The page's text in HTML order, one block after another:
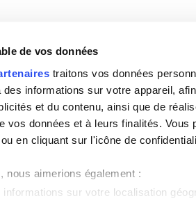
de vos données
traitons vos données
informations sur votre appareil,
et du contenu, ainsi que de
vos données et à leurs finalités.
en cliquant sur l'icône de
nous aimerions également :
informations sur votre localisation